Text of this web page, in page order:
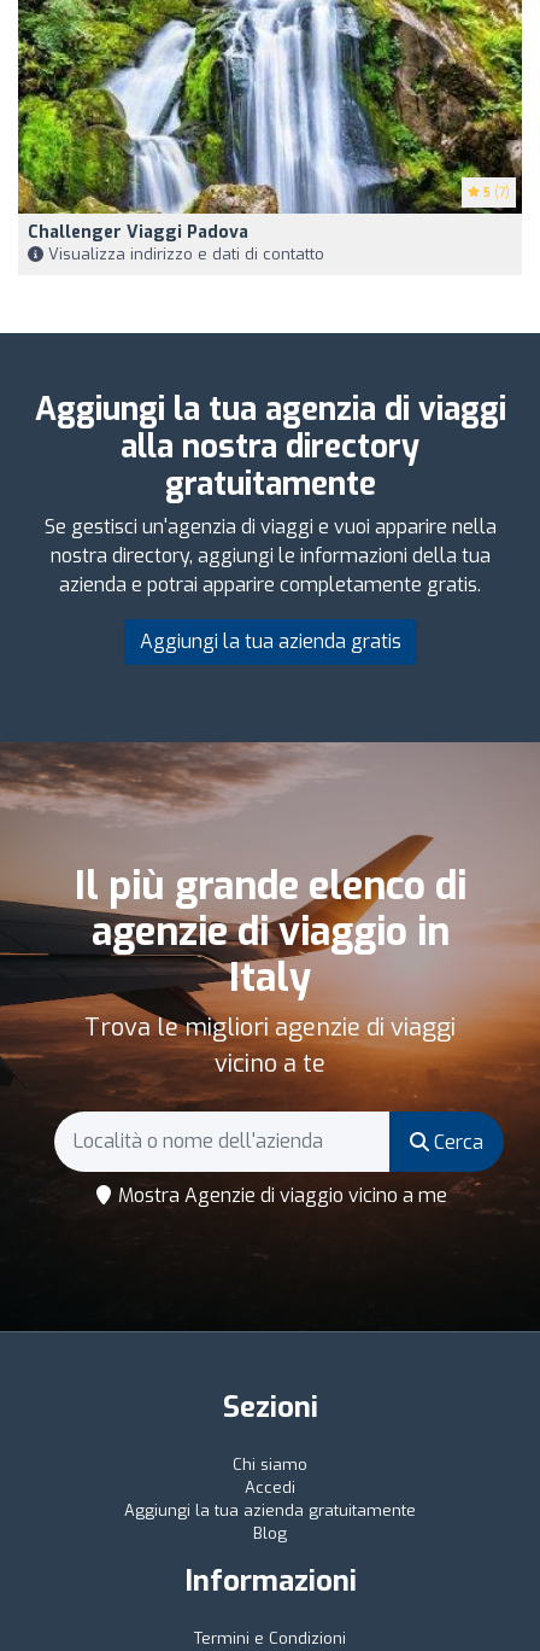
5 (7)
Challenger Viaggi Padova
Visualizza indirizzo e dati di contatto
Aggiungi la tua agenzia di viaggi
alla nostra directory
gratuitamente
Se gestisci un'agenzia di viaggi e vuoi apparire nella
nostra directory, aggiungi le informazioni della tua
azienda e potrai apparire completamente gratis.
Aggiungi la tua azienda gratis
Il più grande elenco di
agenzie di viaggio in
Italy
Trova le migliori agenzie di viaggi
vicino a te
Cerca
Mostra Agenzie di viaggio vicino a me
Sezioni
Chi siamo
Accedi
Aggiungi la tua azienda gratuitamente
Blog
Informazioni
Termini e Condizioni